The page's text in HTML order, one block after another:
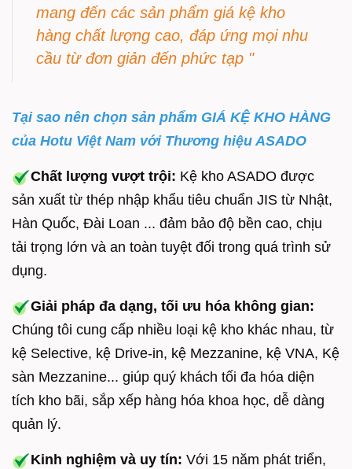
mang đến các sản phẩm giá kệ kho
hàng chất lượng cao, đáp ứng mọi nhu
cầu từ đơn giản đến phức tạp "
Tại sao nên chọn sản phẩm GIÁ KỆ KHO HÀNG
của Hotu Việt Nam với Thương hiệu ASADO
Chất lượng vượt trội: Kệ kho ASADO được
sản xuất từ thép nhập khẩu tiêu chuẩn JIS từ Nhật,
Hàn Quốc, Đài Loan ... đảm bảo độ bền cao, chịu
tải trọng lớn và an toàn tuyệt đối trong quá trình sử
dụng.
Giải pháp đa dạng, tối ưu hóa không gian:
Chúng tôi cung cấp nhiều loại kệ kho khác nhau, từ
kệ Selective, kệ Drive-in, kệ Mezzanine, kệ VNA, Kệ
sàn Mezzanine... giúp quý khách tối đa hóa diện
tích kho bãi, sắp xếp hàng hóa khoa học, dễ dàng
quản lý.
Kinh nghiệm và uy tín: Với 15 năm phát triển,